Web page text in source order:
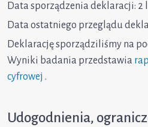
Data sporządzenia deklaracji: 2
Data ostatniego przeglądu
Deklarację sporządziliśmy na
Wyniki badania przedstawia
cyfrowej .
Udogodnienia,